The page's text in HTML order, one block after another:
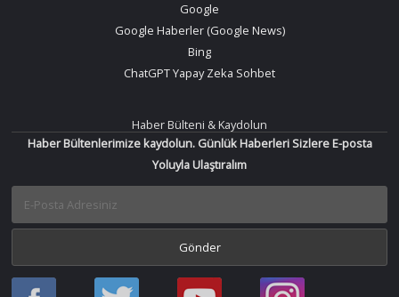
Google
Google Haberler (Google News)
Bing
ChatGPT Yapay Zeka Sohbet
Haber Bülteni & Kaydolun
Haber Bültenlerimize kaydolun. Günlük Haberleri Sizlere E-posta
Yoluyla Ulaştıralım
Haber
Haber
Bir
Bir